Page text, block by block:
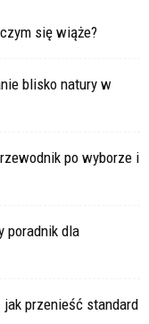
się wiąże?
blisko natury w
po wyborze i
poradnik dla
przenieść standard